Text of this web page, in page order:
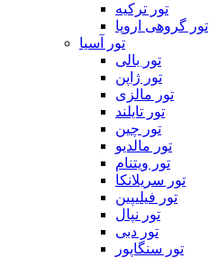
تور ترکیه
تور گروهی اروپا
تور آسیا
تور بالی
تور ژاپن
تور مالزی
تور تایلند
تور چین
تور مالدیو
تور ویتنام
تور سریلانکا
تور فیلیپین
تور نپال
تور دبی
تور سنگاپور